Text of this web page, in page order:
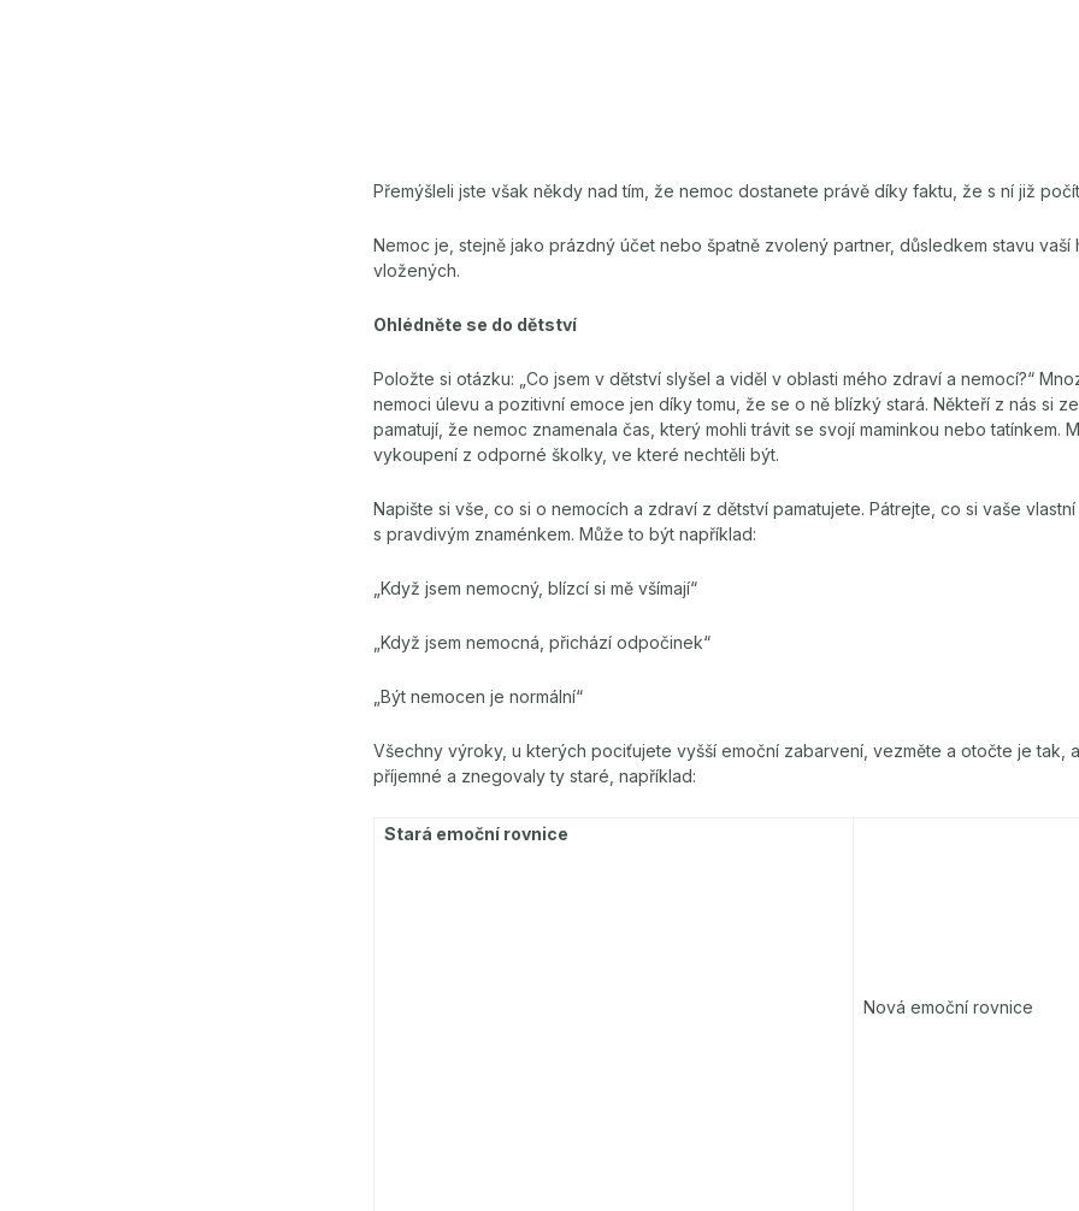
Přemýšleli jste však někdy nad tím, že nemoc dostanete právě díky faktu, že s ní již
Nemoc je, stejně jako prázdný účet nebo špatně zvolený partner, důsledkem stavu vaší
vložených.
Ohlédněte se do dětství
Položte si otázku: „Co jsem v dětství slyšel a viděl v oblasti mého zdraví a nemocí?“
nemoci úlevu a pozitivní emoce jen díky tomu, že se o ně blízký stará. Někteří z nás si
pamatují, že nemoc znamenala čas, který mohli trávit se svojí maminkou nebo tatínkem.
vykoupení z odporné školky, ve které nechtěli být.
Napište si vše, co si o nemocích a zdraví z dětství pamatujete. Pátrejte, co si vaše
s pravdivým znaménkem. Může to být například:
„Když jsem nemocný, blízcí si mě všímají“
„Když jsem nemocná, přichází odpočinek“
„Být nemocen je normální“
Všechny výroky, u kterých pociťujete vyšší emoční zabarvení, vezměte a otočte je tak,
příjemné a znegovaly ty staré, například:
Stará emoční rovnice
Nová emoční rovnice